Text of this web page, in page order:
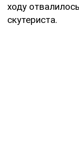
ходу
скутериста.